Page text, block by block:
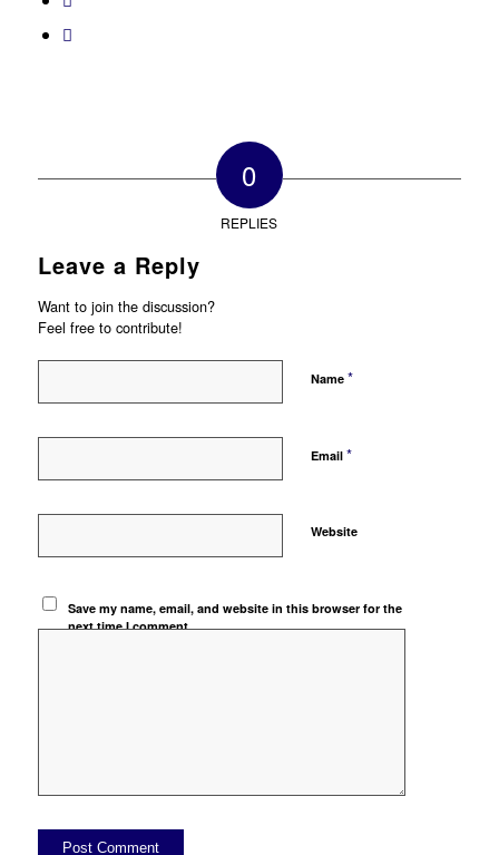
0
REPLIES
Leave a Reply
Want to join the discussion?
Feel free to contribute!
Name *
Email *
Website
Save my name, email, and website in this browser for the
next time I comment.